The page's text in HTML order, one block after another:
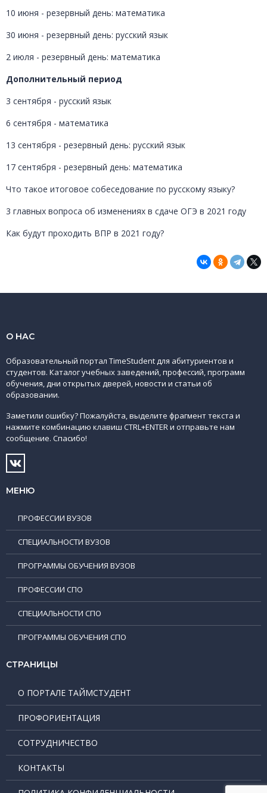
10 июня - резервный день: математика
30 июня - резервный день: русский язык
2 июля - резервный день: математика
Дополнительный период
3 сентября - русский язык
6 сентября - математика
13 сентября - резервный день: русский язык
17 сентября - резервный день: математика
Что такое итоговое собеседование по русскому языку?
3 главных вопроса об изменениях в сдаче ОГЭ в 2021 году
Как будут проходить ВПР в 2021 году?
О НАС
Образовательный портал TimeStudent для абитуриентов и
студентов. Каталог учебных заведений, профессий, программ
обучения, дни открытых дверей, новости и статьи об
образовании.
Заметили ошибку? Пожалуйста, выделите фрагмент текста и
нажмите комбинацию клавиш CTRL+ENTER и отправьте нам
сообщение. Спасибо!
МЕНЮ
ПРОФЕССИИ ВУЗОВ
СПЕЦИАЛЬНОСТИ ВУЗОВ
ПРОГРАММЫ ОБУЧЕНИЯ ВУЗОВ
ПРОФЕССИИ СПО
СПЕЦИАЛЬНОСТИ СПО
ПРОГРАММЫ ОБУЧЕНИЯ СПО
СТРАНИЦЫ
О ПОРТАЛЕ ТАЙМСТУДЕНТ
ПРОФОРИЕНТАЦИЯ
СОТРУДНИЧЕСТВО
КОНТАКТЫ